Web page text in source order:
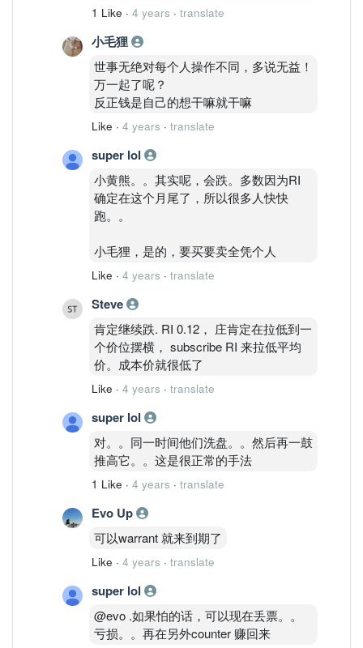
1 Like · 4 years · translate
小毛狸
世事无绝对每个人操作不同，多说无益！
万一起了呢？
反正钱是自己的想干嘛就干嘛
Like · 4 years · translate
super lol
小黄熊。。其实呢，会跌。多数因为RI
确定在这个月尾了，所以很多人快快
跑。。
小毛狸，是的，要买要卖全凭个人
Like · 4 years · translate
Steve
肯定继续跌. RI 0.12， 庄肯定在拉低到一
个价位摆横， subscribe RI 来拉低平均
价。成本价就很低了
Like · 4 years · translate
super lol
对。。同一时间他们洗盘。。然后再一鼓
推高它。。这是很正常的手法
1 Like · 4 years · translate
Evo Up
可以warrant 就来到期了
Like · 4 years · translate
super lol
@evo .如果怕的话，可以现在丢票。。
亏损。。再在另外counter 赚回来